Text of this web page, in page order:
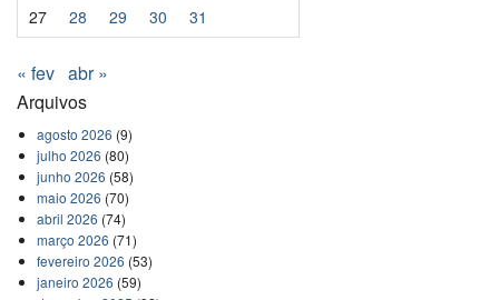
27
28 29 30 31
« fev abr »
Arquivos
agosto 2026 (9)
julho 2026 (80)
junho 2026 (58)
maio 2026 (70)
abril 2026 (74)
março 2026 (71)
fevereiro 2026 (53)
janeiro 2026 (59)